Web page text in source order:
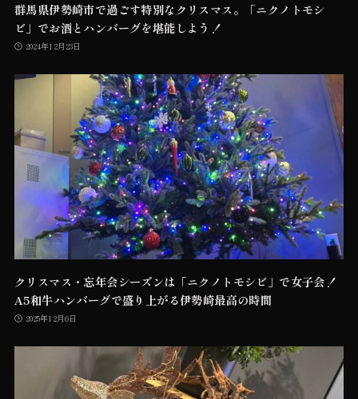
群馬県伊勢崎市で過ごす特別なクリスマス。「ニクノトモシ
ビ」でお酒とハンバーグを堪能しよう！
2024年12月23日
クリスマス・忘年会シーズンは「ニクノトモシビ」で女子会！
A5和牛ハンバーグで盛り上がる伊勢崎最高の時間
2025年12月6日